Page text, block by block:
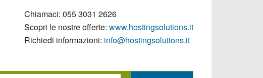
Chiamaci: 055 3031 2626
Scopri le nostre offerte: www.hostingsolutions.it
Richiedi informazioni: info@hostingsolutions.it